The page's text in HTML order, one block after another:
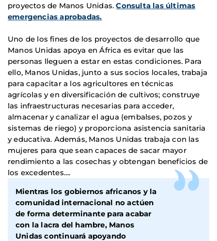
proyectos de Manos Unidas.Consulta las últimas
emergencias aprobadas.
Uno de los fines de los proyectos de desarrollo que
Manos Unidas apoya en África es evitar que las
personas lleguen a estar en estas condiciones. Para
ello, Manos Unidas, junto a sus socios locales, trabaja
para capacitar a los agricultores en técnicas
agrícolas y en diversificación de cultivos; construye
las infraestructuras necesarias para acceder,
almacenar y canalizar el agua (embalses, pozos y
sistemas de riego) y proporciona asistencia sanitaria
y educativa. Además, Manos Unidas trabaja con las
mujeres para que sean capaces de sacar mayor
rendimiento a las cosechas y obtengan beneficios de
los excedentes….
Mientras los gobiernos africanos y la
comunidad internacional no actúen
de forma determinante para acabar
con la lacra del hambre, Manos
Unidas continuará apoyando